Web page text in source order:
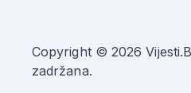
Copyright © 2026
zadržana.